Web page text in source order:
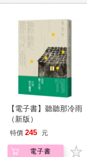
【電子書】聽聽那冷雨
（新版）
特價 245 元
電子書